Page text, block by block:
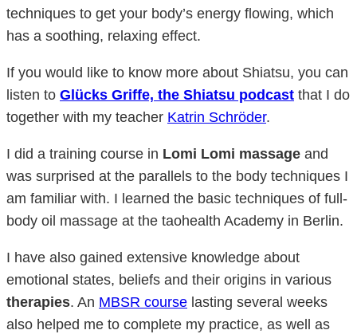
techniques to get your body’s energy flowing, which
has a soothing, relaxing effect.
If you would like to know more about Shiatsu, you can
listen to Glücks Griffe, the Shiatsu podcast that I do
together with my teacher Katrin Schröder.
I did a training course in Lomi Lomi massage and
was surprised at the parallels to the body techniques I
am familiar with. I learned the basic techniques of full-
body oil massage at the taohealth Academy in Berlin.
I have also gained extensive knowledge about
emotional states, beliefs and their origins in various
therapies. An MBSR course lasting several weeks
also helped me to complete my practice, as well as